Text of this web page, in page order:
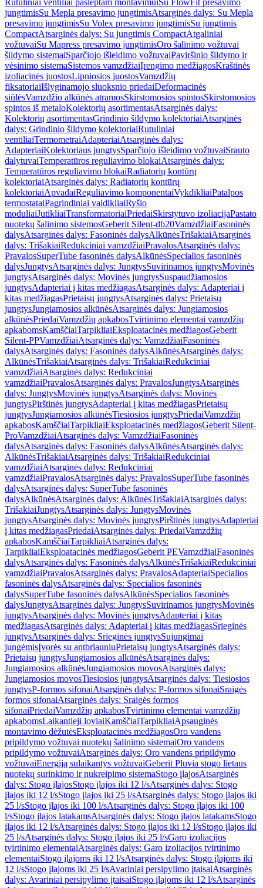
Rutuliniai ventiliai paslėptam montavimuiSu FlowFit presavimo
jungtimisSu Mepla presavimo jungtimisAtsarginės dalys: Su Mepla
presavimo jungtimisSu Volex presavimo jungtimisSu jungtimis
CompactAtsarginės dalys: Su jungtimis CompactAtgaliniai
vožtuvaiSu Mapress presavimo jungtimisOro šalinimo vožtuvai
šildymo sistemaiSparčiojo išleidimo vožtuvaiPaviršinio šildymo ir
vėsinimo sistemaSistemos vamzdžiaiĮrengimo medžiagosKraštinės
izoliacinės juostosLipniosios juostosVamzdžių
fiksatoriaiIšlyginamojo sluoksnio priedaiDeformacinės
siūlėsVamzdžio alkūnės atramosSkirstomosios spintosSkirstomosios
spintos iš metaloKolektorių asortimentasAtsarginės dalys:
Kolektorių asortimentasGrindinio šildymo kolektoriaiAtsarginės
dalys: Grindinio šildymo kolektoriaiRutuliniai
ventiliaiTermometraiAdapteriaiAtsarginės dalys:
AdapteriaiKolektoriaus jungtysSparčiojo išleidimo vožtuvaiSrauto
dalytuvaiTemperatūros reguliavimo blokaiAtsarginės dalys:
Temperatūros reguliavimo blokaiRadiatorių kontūrų
kolektoriaiAtsarginės dalys: Radiatorių kontūrų
kolektoriaiApvadaiReguliavimo komponentaiVykdikliaiPatalpos
termostataiPagrindiniai valdikliaiRyšio
moduliaiJutikliaiTransformatoriaiPriedaiSkirstytuvo izoliacijaPastato
nuotekų šalinimo sistemosGeberit Silent-db20VamzdžiaiFasoninės
dalysAtsarginės dalys: Fasoninės dalysAlkūnėsTrišakiaiAtsarginės
dalys: TrišakiaiRedukciniai vamzdžiaiPravalosAtsarginės dalys:
PravalosSuperTube fasoninės dalysAlkūnėsSpecialios fasoninės
dalysJungtysAtsarginės dalys: JungtysSuvirinamos jungtysMovinės
jungtysAtsarginės dalys: Movinės jungtysSuspaudžiamosios
jungtysAdapteriai į kitas medžiagasAtsarginės dalys: Adapteriai į
kitas medžiagasPrietaisų jungtysAtsarginės dalys: Prietaisų
jungtysJungiamosios alkūnėsAtsarginės dalys: Jungiamosios
alkūnėsPriedaiVamzdžių apkabosTvirtinimo elementai vamzdžių
apkabomsKamščiaiTarpikliaiEksploatacinės medžiagosGeberit
Silent-PPVamzdžiaiAtsarginės dalys: VamzdžiaiFasoninės
dalysAtsarginės dalys: Fasoninės dalysAlkūnėsAtsarginės dalys:
AlkūnėsTrišakiaiAtsarginės dalys: TrišakiaiRedukciniai
vamzdžiaiAtsarginės dalys: Redukciniai
vamzdžiaiPravalosAtsarginės dalys: PravalosJungtysAtsarginės
dalys: JungtysMovinės jungtysAtsarginės dalys: Movinės
jungtysPirštinės jungtysAdapteriai į kitas medžiagasPrietaisų
jungtysJungiamosios alkūnėsTiesiosios jungtysPriedaiVamzdžių
apkabosKamščiaiTarpikliaiEksploatacinės medžiagosGeberit Silent-
ProVamzdžiaiAtsarginės dalys: VamzdžiaiFasoninės
dalysAtsarginės dalys: Fasoninės dalysAlkūnėsAtsarginės dalys:
AlkūnėsTrišakiaiAtsarginės dalys: TrišakiaiRedukciniai
vamzdžiaiAtsarginės dalys: Redukciniai
vamzdžiaiPravalosAtsarginės dalys: PravalosSuperTube fasoninės
dalysAtsarginės dalys: SuperTube fasoninės
dalysAlkūnėsAtsarginės dalys: AlkūnėsTrišakiaiAtsarginės dalys:
TrišakiaiJungtysAtsarginės dalys: JungtysMovinės
jungtysAtsarginės dalys: Movinės jungtysPirštinės jungtysAdapteriai
į kitas medžiagasPriedaiAtsarginės dalys: PriedaiVamzdžių
apkabosKamščiaiTarpikliaiAtsarginės dalys:
TarpikliaiEksploatacinės medžiagosGeberit PEVamzdžiaiFasoninės
dalysAtsarginės dalys: Fasoninės dalysAlkūnėsTrišakiaiRedukciniai
vamzdžiaiPravalosAtsarginės dalys: PravalosAdapteriaiSpecialios
fasoninės dalysAtsarginės dalys: Specialios fasoninės
dalysSuperTube fasoninės dalysAlkūnėsSpecialios fasoninės
dalysJungtysAtsarginės dalys: JungtysSuvirinamos jungtysMovinės
jungtysAtsarginės dalys: Movinės jungtysAdapteriai į kitas
medžiagasAtsarginės dalys: Adapteriai į kitas medžiagasSrieginės
jungtysAtsarginės dalys: Srieginės jungtysSujungimai
jungėmisĮvorės su antbriauniuPrietaisų jungtysAtsarginės dalys:
Prietaisų jungtysJungiamosios alkūnėsAtsarginės dalys:
Jungiamosios alkūnėsJungiamosios movosAtsarginės dalys:
Jungiamosios movosTiesiosios jungtysAtsarginės dalys: Tiesiosios
jungtysP-formos sifonaiAtsarginės dalys: P-formos sifonaiSraigės
formos sifonaiAtsarginės dalys: Sraigės formos
sifonaiPriedaiVamzdžių apkabosTvirtinimo elementai vamzdžių
apkabomsLaikantieji loviaiKamščiaiTarpikliaiApsauginės
montavimo dėžutėsEksploatacinės medžiagosOro vandens
pripildymo vožtuvai nuotekų šalinimo sistemaiOro vandens
pripildymo vožtuvaiAtsarginės dalys: Oro vandens pripildymo
vožtuvaiEnergiją sulaikantys vožtuvaiGeberit Pluvia stogo lietaus
nuotekų surinkimo ir nukreipimo sistemaStogo įlajosAtsarginės
dalys: Stogo įlajosStogo įlajos iki 12 l/sAtsarginės dalys: Stogo
įlajos iki 12 l/sStogo įlajos iki 25 l/sAtsarginės dalys: Stogo įlajos iki
25 l/sStogo įlajos iki 100 l/sAtsarginės dalys: Stogo įlajos iki 100
l/sStogo įlajos latakamsAtsarginės dalys: Stogo įlajos latakamsStogo
įlajos iki 12 l/sAtsarginės dalys: Stogo įlajos iki 12 l/sStogo įlajos iki
25 l/sAtsarginės dalys: Stogo įlajos iki 25 l/sGaro izoliacijos
tvirtinimo elementaiAtsarginės dalys: Garo izoliacijos tvirtinimo
elementaiStogo įlajoms iki 12 l/sAtsarginės dalys: Stogo įlajoms iki
12 l/sStogo įlajoms iki 25 l/sAvariniai persipylimo įtaisaiAtsarginės
dalys: Avariniai persipylimo įtaisaiStogo įlajoms iki 12 l/sAtsarginės